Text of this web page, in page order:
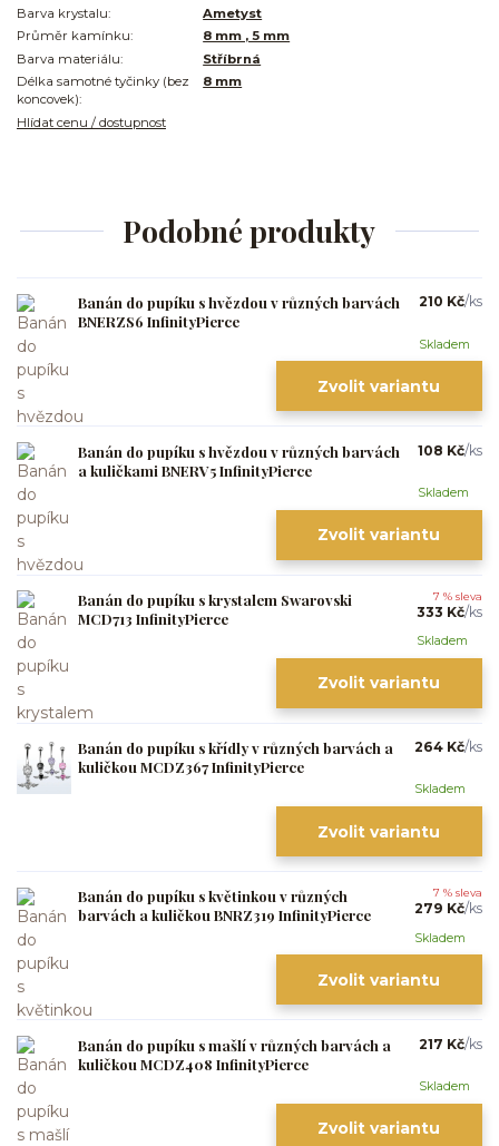
Barva krystalu:
Ametyst
Průměr kamínku:
8 mm , 5 mm
Barva materiálu:
Stříbrná
Délka samotné tyčinky (bez
koncovek):
8 mm
Hlídat cenu / dostupnost
Podobné produkty
Banán do pupíku s hvězdou v různých barvách
BNERZS6 InfinityPierce
210 Kč/ks
Skladem
Zvolit variantu
Banán do pupíku s hvězdou v různých barvách
a kuličkami BNERV5 InfinityPierce
108 Kč/ks
Skladem
Zvolit variantu
Banán do pupíku s krystalem Swarovski
MCD713 InfinityPierce
7 % sleva
333 Kč/ks
Skladem
Zvolit variantu
Banán do pupíku s křídly v různých barvách a
kuličkou MCDZ367 InfinityPierce
264 Kč/ks
Skladem
Zvolit variantu
Banán do pupíku s květinkou v různých
barvách a kuličkou BNRZ319 InfinityPierce
7 % sleva
279 Kč/ks
Skladem
Zvolit variantu
Banán do pupíku s mašlí v různých barvách a
kuličkou MCDZ408 InfinityPierce
217 Kč/ks
Skladem
Zvolit variantu